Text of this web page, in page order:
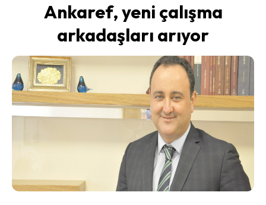
Ankaref, yeni çalışma
arkadaşları arıyor